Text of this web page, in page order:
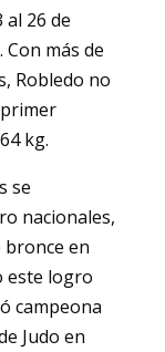
al 26 de
más de
Robledo no
kg.
se
nacionales,
en
este logro
campeona
Judo en